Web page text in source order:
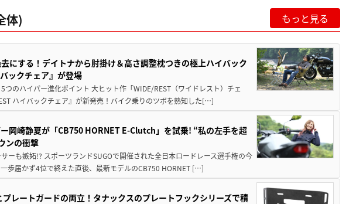
体) もっと見る
去にする！デイトナから肘掛け＆高さ調整枕つきの極上ハイバック
ックチェア』が登場
つのハイパー進化ポイント 大ヒット作「WIDE/REST（ワイドレスト）チェ
ハイバックチェア』が新発売！バイク乗りのツボを熟知した[…]
ー岡崎静夏が「CB750 HORNET E-Clutch」を試乗! “私の左手を超
ンの衝撃
ーも嫉妬!? スポーツランドSUGOで開催された全日本ロードレース選手権の今
歩届かず4位で終えた直後、最新モデルのCB750 HORNET […]
プレートガードの両立！タナックスのプレートフックシリーズで積